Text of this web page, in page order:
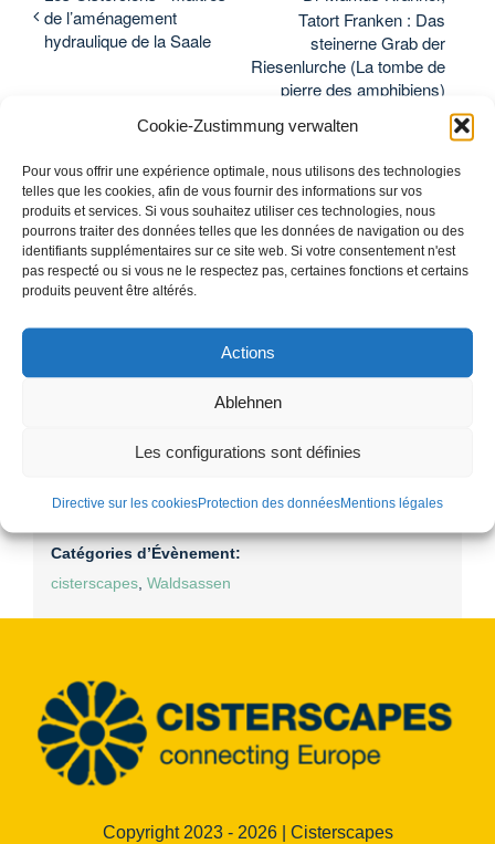
Cookie-Zustimmung verwalten
Pour vous offrir une expérience optimale, nous utilisons des technologies
telles que les cookies, afin de vous fournir des informations sur vos
produits et services. Si vous souhaitez utiliser ces technologies, nous
pourrons traiter des données telles que les données de navigation ou des
identifiants supplémentaires sur ce site web. Si votre consentement n'est
pas respecté ou si vous ne le respectez pas, certaines fonctions et certains
produits peuvent être altérés.
Actions
Ablehnen
Les configurations sont définies
Directive sur les cookiesProtection des donnéesMentions légales
de l’aménagement
hydraulique de la Saale
Tatort Franken : Das
steinerne Grab der
Riesenlurche (La tombe de
pierre des amphibiens)
Date :
15:00 - 17:00
Catégories d’Évènement:
cisterscapes, Waldsassen
Copyright 2023 - 2026 | Cisterscapes